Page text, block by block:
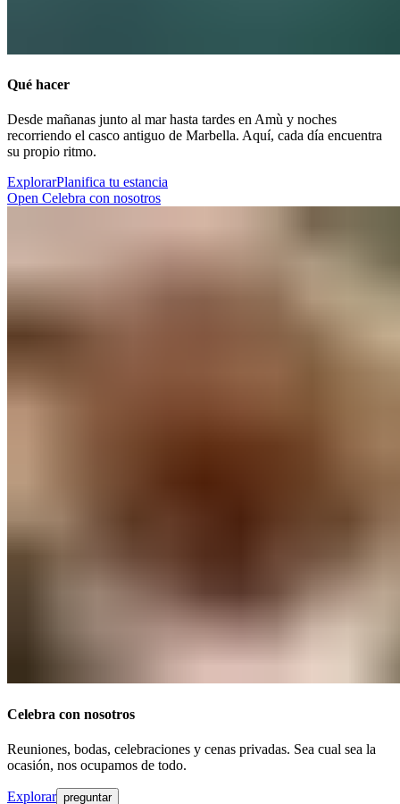
Qué hacer​​​​‌ ‍ ​‍​‍‌‍ ‌ ​‍‌‍‍‌‌‍‌ ‌‍‍‌‌‍ ‍​‍​‍​ ‍‍​‍​‍‌ ​ ‌‍​‌‌‍ ‍‌‍‍‌‌ ‌​‌ ‍‌​‍ ‍‌‍‍‌‌‍ ​‍​‍​‍ ​​‍​‍‌‍‍​‌ ​‍‌‍‌‌‌‍‌‍​‍​‍​ ‍‍​‍​‍‌‍‍​‌ ‌​‌ ‌​‌ ​​‌ ​ ​ ‍‍​‍ ​‍ ‌‍ ​​‍ ‌‌‍​‌‌‍ ‍‌‍‌​​‍ ‌‌ ​‍​‍ ‌‌‍‍​‌‍ ‌ ‌​‌‍‌‌‌‍ ​‌ ​ ​‍ ‌‌ ​ ‌ ‌​‌ ‌‌‌‍‌​‌‍‍‌‌‍ ​‍ ‍‌ ‌‍‌‍‌‌‌ ​‍‌‍​ ‌‍‌‌‌‍ ​​‍ ‍‌‍​‌‌ ​​‌ ​​​‍ ‌‍‍‌‌‍ ‍‌ ‌​‌‍‌‌‌‍ ‍‌ ‌​​‍ ‌‍‌‌‌‍‌​‌‍‍‌‌ ‌​​‍ ‌‍ ‌‌‍ ‌‍‌​‌‍‌‌​ ‌‌ ​​‌ ​‍‌‍‌‌‌ ​ ‌‍‌‌‌‍ ‍‌ ‌​‌‍​‌‌ ‌​‌‍‍‌‌‍ ‌‍ ‍​ ‍ ‌‍‍‌‌‍‌​​ ‌​ ​​‌‍​‍​ ‌ ‌‍‌​​ ​‌‌‍​‌‌‍​‍​ ‌‍​‍ ‌​ ‌ ​ ​‍​ ‍‌​ ​‍​‍ ‌​ ‌​‌‍‌‍‌‍​ ​ ‌​​‍ ‌‌‍​‌‌‍‌​‌‍​‍‌‍​ ​‍ ‌‌‍​‍​ ​​‌‍‌​​ ‌ ‌‍‌‍​ ​‌​ ‌​​ ​ ​ ‍​​ ‌‌​ ​‍‌‍‌‌​ ‍ ‌ ‌​‌ ‍‌‌ ​​‌‍‌‌​ ‌‌‍‍​‌‍ ‌ ‌​‌‍‌‌‌‍ ​‌‌​ ‌‍‍‌‌ ‌​‌‍‌‌‌​‍​‌‍ ‌‍ ‌‌‍‌‌‌‌​​‌‍​‌‌‍‌ ‌‍‌‌​ ‍ ‌ ​​‌‍​‌‌ ‌​‌‍‍​​ ‌‌ ​​‌‍​‌‌‍‌ ‌‍‌‌‌​​‍‌ ‌‌‌‍‍‌‌‍ ​‌‍‌​‌‍‌‌‌ ​‍​‍‌‌​ ‌‌‌​​‍‌‌ ‌‍‍ ‌‍‌‌‌ ‍‌​‍‌‌​ ​ ‌​‌​​‍‌‌​ ​ ‌​‌​​‍‌‌​ ​‍​ ​‍​ ‌ ​ ​​‌‍‌‍‌‍‌‌‌‍‌‍‌‍‌​‌‍​‌​ ‌‍‌‍‌​​ ‍​‌‍​‌‌‍‌‍​‍‌‌​ ​‍​ ​‍​‍‌‌​ ‌‌‌​‌​​‍ ‍‌‍​ ‌‍ ‌‍ ‍‌ ‌​‌‍‌‌‌‍ ‍‌ ‌​​‍‌‌​ ‌‌‌​​‍‌‌ ‌‍‍ ‌‍‌‌‌ ‍‌​‍‌‌​ ​ ‌​‌​​‍‌‌​ ​ ‌​‌​​‍‌‌​ ​‍​ ​‍​ ​​‌‍​ ​ ‍​​ ‌​​ ​​​ ​​​ ‌‍​ ‌‍​ ​‌‌‍‌​‌‍​‍‌‍​ ​‍‌‌​ ​‍​ ​‍​‍‌‌​ ‌‌‌​‌​​‍ ‍‌ ‌​‌‍‍‌‌ ‌​‌‍ ​‌‍‌‌​ ‌‍​‍‌‍​‌‌ ​ ‌‍‌‌‌‌‌‌‌ ​‍‌‍ ​​ ‌‌‍‍​‌ ‌​‌ ‌​‌ ​​‌ ​ ​‍‌‌​ ​ ‌​​‌​‍‌‌​ ​‍‌​‌‍​‍‌‌​ ​‍‌​‌‍‌‍ ​​‍ ‌‌‍​‌‌‍ ‍‌‍‌​​‍ ‌‌ ​‍​‍ ‌‌‍‍​‌‍ ‌ ‌​‌‍‌‌‌‍ ​‌ ​ ​‍ ‌‌ ​ ‌ ‌​‌ ‌‌‌‍‌​‌‍‍‌‌‍ ​‍ ‍‌ ‌‍‌‍‌‌‌ ​‍‌‍​ ‌‍‌‌‌‍ ​​‍ ‍‌‍​‌‌ ​​‌ ​​​‍‌‍‌‍‍‌‌‍‌​​ ‌​ ​​‌‍​‍​ ‌ ‌‍‌​​ ​‌‌‍​‌‌‍​‍​ ‌‍​‍ ‌​ ‌ ​ ​‍​ ‍‌​ ​‍​‍ ‌​ ‌​‌‍‌‍‌‍​ ​ ‌​​‍ ‌‌‍​‌‌‍‌​‌‍​‍‌‍​ ​‍ ‌‌‍​‍​ ​​‌‍‌​​ ‌ ‌‍‌‍​ ​‌​ ‌​​ ​ ​ ‍​​ ‌‌​ ​‍‌‍‌‌​‍‌‍‌ ‌​‌ ‍‌‌ ​​‌‍‌‌​ ‌‌‍‍​‌‍ ‌ ‌​‌‍‌‌‌‍ ​‌‌​ ‌‍‍‌‌ ‌​‌‍‌‌‌​‍​‌‍ ‌‍ ‌‌‍‌‌‌‌​​‌‍​‌‌‍‌ ‌‍‌‌​‍‌‍‌ ​​‌‍​‌‌ ‌​‌‍‍​​ ‌‌ ​​‌‍​‌‌‍‌ ‌‍‌‌‌​​‍‌ ‌‌‌‍‍‌‌‍ ​‌‍‌​‌‍‌‌‌ ​‍​‍‌‌​ ‌‌‌​​‍‌‌ ‌‍‍ ‌‍‌‌‌ ‍‌​‍‌‌​ ​ ‌​‌​​‍‌‌​ ​ ‌​‌​​‍‌‌​ ​‍​ ​‍​ ‌ ​ ​​‌‍‌‍‌‍‌‌‌‍‌‍‌‍‌​‌‍​‌​ ‌‍‌‍‌​​ ‍​‌‍​‌‌‍‌‍​‍‌‌​ ​‍​ ​‍​‍‌‌​ ‌‌‌​‌​​‍ ‍‌‍​ ‌‍ ‌‍ ‍‌ ‌​‌‍‌‌‌‍ ‍‌ ‌​​‍‌‌​ ‌‌‌​​‍‌‌ ‌‍‍ ‌‍‌‌‌ ‍‌​‍‌‌​ ​ ‌​‌​​‍‌‌​ ​ ‌​‌​​‍‌‌​ ​‍​ ​‍​ ​​‌‍​ ​ ‍​​ ‌​​ ​​​ ​​​ ‌‍​ ‌‍​ ​‌‌‍‌​‌‍​‍‌‍​ ​‍‌‌​ ​‍​ ​‍​‍‌‌​ ‌‌‌​‌​​‍ ‍‌ ‌​‌‍‍‌‌ ‌​‌‍ ​‌‍‌‌​‍‌‍‌ ​​‌‍‌‌‌ ​‍‌ ​ ‌ ​​‌‍‌‌‌‍​ ‌ ‌​‌‍‍‌‌ ‌‍‌‍‌‌​ ‌‌ ​​‌ ‌‌‌‍​‍‌‍ ​‌‍‍‌‌ ​ ‌‍‍​‌‍‌‌‌‍‌​​‍​‍‌ ‌
Desde mañanas junto al mar hasta tardes en Amù y noches
recorriendo el casco antiguo de Marbella. Aquí, cada día encuentra
su propio ritmo. ​​​​‌ ‍ ​‍​‍‌‍ ‌ ​‍‌‍‍‌‌‍‌ ‌‍‍‌‌‍ ‍​‍​‍​ ‍‍​‍​‍‌ ​ ‌‍​‌‌‍ ‍‌‍‍‌‌ ‌​‌ ‍‌​‍ ‍‌‍‍‌‌‍ ​‍​‍​‍ ​​‍​‍‌‍‍​‌ ​‍‌‍‌‌‌‍‌‍​‍​‍​ ‍‍​‍​‍‌‍‍​‌ ‌​‌ ‌​‌ ​​‌ ​ ​ ‍‍​‍ ​‍ ‌‍ ​​‍ ‌‌‍​‌‌‍ ‍‌‍‌​​‍ ‌‌ ​‍​‍ ‌‌‍‍​‌‍ ‌ ‌​‌‍‌‌‌‍ ​‌ ​ ​‍ ‌‌ ​ ‌ ‌​‌ ‌‌‌‍‌​‌‍‍‌‌‍ ​‍ ‍‌ ‌‍‌‍‌‌‌ ​‍‌‍​ ‌‍‌‌‌‍ ​​‍ ‍‌‍​‌‌ ​​‌ ​​​‍ ‌‍‍‌‌‍ ‍‌ ‌​‌‍‌‌‌‍ ‍‌ ‌​​‍ ‌‍‌‌‌‍‌​‌‍‍‌‌ ‌​​‍ ‌‍ ‌‌‍ ‌‍‌​‌‍‌‌​ ‌‌ ​​‌ ​‍‌‍‌‌‌ ​ ‌‍‌‌‌‍ ‍‌ ‌​‌‍​‌‌ ‌​‌‍‍‌‌‍ ‌‍ ‍​ ‍ ‌‍‍‌‌‍‌​​ ‌​ ​​‌‍​‍​ ‌ ‌‍‌​​ ​‌‌‍​‌‌‍​‍​ ‌‍​‍ ‌​ ‌ ​ ​‍​ ‍‌​ ​‍​‍ ‌​ ‌​‌‍‌‍‌‍​ ​ ‌​​‍ ‌‌‍​‌‌‍‌​‌‍​‍‌‍​ ​‍ ‌‌‍​‍​ ​​‌‍‌​​ ‌ ‌‍‌‍​ ​‌​ ‌​​ ​ ​ ‍​​ ‌‌​ ​‍‌‍‌‌​ ‍ ‌ ‌​‌ ‍‌‌ ​​‌‍‌‌​ ‌‌‍‍​‌‍ ‌ ‌​‌‍‌‌‌‍ ​‌‌​ ‌‍‍‌‌ ‌​‌‍‌‌‌​‍​‌‍ ‌‍ ‌‌‍‌‌‌‌​​‌‍​‌‌‍‌ ‌‍‌‌​ ‍ ‌ ​​‌‍​‌‌ ‌​‌‍‍​​ ‌‌ ​​‌‍​‌‌‍‌ ‌‍‌‌‌​​‍‌ ‌‌‌‍‍‌‌‍ ​‌‍‌​‌‍‌‌‌ ​‍​‍‌‌​ ‌‌‌​​‍‌‌ ‌‍‍ ‌‍‌‌‌ ‍‌​‍‌‌​ ​ ‌​‌​​‍‌‌​ ​ ‌​‌​​‍‌‌​ ​‍​ ​‍​ ‌ ​ ​​‌‍‌‍‌‍‌‌‌‍‌‍‌‍‌​‌‍​‌​ ‌‍‌‍‌​​ ‍​‌‍​‌‌‍‌‍​‍‌‌​ ​‍​ ​‍​‍‌‌​ ‌‌‌​‌​​‍ ‍‌‍​ ‌‍ ‌‍ ‍‌ ‌​‌‍‌‌‌‍ ‍‌ ‌​​‍‌‌​ ‌‌‌​​‍‌‌ ‌‍‍ ‌‍‌‌‌ ‍‌​‍‌‌​ ​ ‌​‌​​‍‌‌​ ​ ‌​‌​​‍‌‌​ ​‍​ ​‍​ ​​‌‍​ ​ ‍​​ ‌​​ ​​​ ​​​ ‌‍​ ‌‍​ ​‌‌‍‌​‌‍​‍‌‍​ ​‍‌‌​ ​‍​ ​‍​‍‌‌​ ‌‌‌​‌​​‍ ‍‌‍‌‌‌ ‍​‌‍​ ‌‍‌‌‌ ​‍‌ ​​‌ ‌​​ ‌‍​‍‌‍​‌‌ ​ ‌‍‌‌‌‌‌‌‌ ​‍‌‍ ​​ ‌‌‍‍​‌ ‌​‌ ‌​‌ ​​‌ ​ ​‍‌‌​ ​ ‌​​‌​‍‌‌​ ​‍‌​‌‍​‍‌‌​ ​‍‌​‌‍‌‍ ​​‍ ‌‌‍​‌‌‍ ‍‌‍‌​​‍ ‌‌ ​‍​‍ ‌‌‍‍​‌‍ ‌ ‌​‌‍‌‌‌‍ ​‌ ​ ​‍ ‌‌ ​ ‌ ‌​‌ ‌‌‌‍‌​‌‍‍‌‌‍ ​‍ ‍‌ ‌‍‌‍‌‌‌ ​‍‌‍​ ‌‍‌‌‌‍ ​​‍ ‍‌‍​‌‌ ​​‌ ​​​‍‌‍‌‍‍‌‌‍‌​​ ‌​ ​​‌‍​‍​ ‌ ‌‍‌​​ ​‌‌‍​‌‌‍​‍​ ‌‍​‍ ‌​ ‌ ​ ​‍​ ‍‌​ ​‍​‍ ‌​ ‌​‌‍‌‍‌‍​ ​ ‌​​‍ ‌‌‍​‌‌‍‌​‌‍​‍‌‍​ ​‍ ‌‌‍​‍​ ​​‌‍‌​​ ‌ ‌‍‌‍​ ​‌​ ‌​​ ​ ​ ‍​​ ‌‌​ ​‍‌‍‌‌​‍‌‍‌ ‌​‌ ‍‌‌ ​​‌‍‌‌​ ‌‌‍‍​‌‍ ‌ ‌​‌‍‌‌‌‍ ​‌‌​ ‌‍‍‌‌ ‌​‌‍‌‌‌​‍​‌‍ ‌‍ ‌‌‍‌‌‌‌​​‌‍​‌‌‍‌ ‌‍‌‌​‍‌‍‌ ​​‌‍​‌‌ ‌​‌‍‍​​ ‌‌ ​​‌‍​‌‌‍‌ ‌‍‌‌‌​​‍‌ ‌‌‌‍‍‌‌‍ ​‌‍‌​‌‍‌‌‌ ​‍​‍‌‌​ ‌‌‌​​‍‌‌ ‌‍‍ ‌‍‌‌‌ ‍‌​‍‌‌​ ​ ‌​‌​​‍‌‌​ ​ ‌​‌​​‍‌‌​ ​‍​ ​‍​ ‌ ​ ​​‌‍‌‍‌‍‌‌‌‍‌‍‌‍‌​‌‍​‌​ ‌‍‌‍‌​​ ‍​‌‍​‌‌‍‌‍​‍‌‌​ ​‍​ ​‍​‍‌‌​ ‌‌‌​‌​​‍ ‍‌‍​ ‌‍ ‌‍ ‍‌ ‌​‌‍‌‌‌‍ ‍‌ ‌​​‍‌‌​ ‌‌‌​​‍‌‌ ‌‍‍ ‌‍‌‌‌ ‍‌​‍‌‌​ ​ ‌​‌​​‍‌‌​ ​ ‌​‌​​‍‌‌​ ​‍​ ​‍​ ​​‌‍​ ​ ‍​​ ‌​​ ​​​ ​​​ ‌‍​ ‌‍​ ​‌‌‍‌​‌‍​‍‌‍​ ​‍‌‌​ ​‍​ ​‍​‍‌‌​ ‌‌‌​‌​​‍ ‍‌‍‌‌‌ ‍​‌‍​ ‌‍‌‌‌ ​‍‌ ​​‌ ‌​​‍‌‍‌ ​​‌‍‌‌‌ ​‍‌ ​ ‌ ​​‌‍‌‌‌‍​ ‌ ‌​‌‍‍‌‌ ‌‍‌‍‌‌​ ‌‌ ​​‌ ‌‌‌‍​‍‌‍ ​‌‍‍‌‌ ​ ‌‍‍​‌‍‌‌‌‍‌​​‍​‍‌ ‌
Explorar​​​​‌ ‍ ​‍​‍‌‍ ‌ ​‍‌‍‍‌‌‍‌ ‌‍‍‌‌‍ ‍​‍​‍​ ‍‍​‍​‍‌ ​ ‌‍​‌‌‍ ‍‌‍‍‌‌ ‌​‌ ‍‌​‍ ‍‌‍‍‌‌‍ ​‍​‍​‍ ​​‍​‍‌‍‍​‌ ​‍‌‍‌‌‌‍‌‍​‍​‍​ ‍‍​‍​‍‌‍‍​‌ ‌​‌ ‌​‌ ​​‌ ​ ​ ‍‍​‍ ​‍ ‌‍ ​​‍ ‌‌‍​‌‌‍ ‍‌‍‌​​‍ ‌‌ ​‍​‍ ‌‌‍‍​‌‍ ‌ ‌​‌‍‌‌‌‍ ​‌ ​ ​‍ ‌‌ ​ ‌ ‌​‌ ‌‌‌‍‌​‌‍‍‌‌‍ ​‍ ‍‌ ‌‍‌‍‌‌‌ ​‍‌‍​ ‌‍‌‌‌‍ ​​‍ ‍‌‍​‌‌ ​​‌ ​​​‍ ‌‍‍‌‌‍ ‍‌ ‌​‌‍‌‌‌‍ ‍‌ ‌​​‍ ‌‍‌‌‌‍‌​‌‍‍‌‌ ‌​​‍ ‌‍ ‌‌‍ ‌‍‌​‌‍‌‌​ ‌‌ ​​‌ ​‍‌‍‌‌‌ ​ ‌‍‌‌‌‍ ‍‌ ‌​‌‍​‌‌ ‌​‌‍‍‌‌‍ ‌‍ ‍​ ‍ ‌‍‍‌‌‍‌​​ ‌​ ​​‌‍​‍​ ‌ ‌‍‌​​ ​‌‌‍​‌‌‍​‍​ ‌‍​‍ ‌​ ‌ ​ ​‍​ ‍‌​ ​‍​‍ ‌​ ‌​‌‍‌‍‌‍​ ​ ‌​​‍ ‌‌‍​‌‌‍‌​‌‍​‍‌‍​ ​‍ ‌‌‍​‍​ ​​‌‍‌​​ ‌ ‌‍‌‍​ ​‌​ ‌​​ ​ ​ ‍​​ ‌‌​ ​‍‌‍‌‌​ ‍ ‌ ‌​‌ ‍‌‌ ​​‌‍‌‌​ ‌‌‍‍​‌‍ ‌ ‌​‌‍‌‌‌‍ ​‌‌​ ‌‍‍‌‌ ‌​‌‍‌‌‌​‍​‌‍ ‌‍ ‌‌‍‌‌‌‌​​‌‍​‌‌‍‌ ‌‍‌‌​ ‍ ‌ ​​‌‍​‌‌ ‌​‌‍‍​​ ‌‌ ​​‌‍​‌‌‍‌ ‌‍‌‌‌​​‍‌ ‌‌‌‍‍‌‌‍ ​‌‍‌​‌‍‌‌‌ ​‍​‍‌‌​ ‌‌‌​​‍‌‌ ‌‍‍ ‌‍‌‌‌ ‍‌​‍‌‌​ ​ ‌​‌​​‍‌‌​ ​ ‌​‌​​‍‌‌​ ​‍​ ​‍​ ‌ ​ ​​‌‍‌‍‌‍‌‌‌‍‌‍‌‍‌​‌‍​‌​ ‌‍‌‍‌​​ ‍​‌‍​‌‌‍‌‍​‍‌‌​ ​‍​ ​‍​‍‌‌​ ‌‌‌​‌​​‍ ‍‌‍​ ‌‍ ‌‍ ‍‌ ‌​‌‍‌‌‌‍ ‍‌ ‌​​‍‌‌​ ‌‌‌​​‍‌‌ ‌‍‍ ‌‍‌‌‌ ‍‌​‍‌‌​ ​ ‌​‌​​‍‌‌​ ​ ‌​‌​​‍‌‌​ ​‍​ ​‍​ ​​‌‍​ ​ ‍​​ ‌​​ ​​​ ​​​ ‌‍​ ‌‍​ ​‌‌‍‌​‌‍​‍‌‍​ ​‍‌‌​ ​‍​ ​‍​‍‌‌​ ‌‌‌​‌​​‍ ‍‌ ​​‌ ​‍‌‍‍‌‌‍ ‌‌‍​‌‌ ​‍‌ ‍‌‌​​ ‌ ‌​‌‍​‌​‍ ‍‌‍ ​‌‍​‌‌‍​‍‌‍‌‌‌‍ ​​ ‌‍​‍‌‍​‌‌ ​ ‌‍‌‌‌‌‌‌‌ ​‍‌‍ ​​ ‌‌‍‍​‌ ‌​‌ ‌​‌ ​​‌ ​ ​‍‌‌​ ​ ‌​​‌​‍‌‌​ ​‍‌​‌‍​‍‌‌​ ​‍‌​‌‍‌‍ ​​‍ ‌‌‍​‌‌‍ ‍‌‍‌​​‍ ‌‌ ​‍​‍ ‌‌‍‍​‌‍ ‌ ‌​‌‍‌‌‌‍ ​‌ ​ ​‍ ‌‌ ​ ‌ ‌​‌ ‌‌‌‍‌​‌‍‍‌‌‍ ​‍ ‍‌ ‌‍‌‍‌‌‌ ​‍‌‍​ ‌‍‌‌‌‍ ​​‍ ‍‌‍​‌‌ ​​‌ ​​​‍‌‍‌‍‍‌‌‍‌​​ ‌​ ​​‌‍​‍​ ‌ ‌‍‌​​ ​‌‌‍​‌‌‍​‍​ ‌‍​‍ ‌​ ‌ ​ ​‍​ ‍‌​ ​‍​‍ ‌​ ‌​‌‍‌‍‌‍​ ​ ‌​​‍ ‌‌‍​‌‌‍‌​‌‍​‍‌‍​ ​‍ ‌‌‍​‍​ ​​‌‍‌​​ ‌ ‌‍‌‍​ ​‌​ ‌​​ ​ ​ ‍​​ ‌‌​ ​‍‌‍‌‌​‍‌‍‌ ‌​‌ ‍‌‌ ​​‌‍‌‌​ ‌‌‍‍​‌‍ ‌ ‌​‌‍‌‌‌‍ ​‌‌​ ‌‍‍‌‌ ‌​‌‍‌‌‌​‍​‌‍ ‌‍ ‌‌‍‌‌‌‌​​‌‍​‌‌‍‌ ‌‍‌‌​‍‌‍‌ ​​‌‍​‌‌ ‌​‌‍‍​​ ‌‌ ​​‌‍​‌‌‍‌ ‌‍‌‌‌​​‍‌ ‌‌‌‍‍‌‌‍ ​‌‍‌​‌‍‌‌‌ ​‍​‍‌‌​ ‌‌‌​​‍‌‌ ‌‍‍ ‌‍‌‌‌ ‍‌​‍‌‌​ ​ ‌​‌​​‍‌‌​ ​ ‌​‌​​‍‌‌​ ​‍​ ​‍​ ‌ ​ ​​‌‍‌‍‌‍‌‌‌‍‌‍‌‍‌​‌‍​‌​ ‌‍‌‍‌​​ ‍​‌‍​‌‌‍‌‍​‍‌‌​ ​‍​ ​‍​‍‌‌​ ‌‌‌​‌​​‍ ‍‌‍​ ‌‍ ‌‍ ‍‌ ‌​‌‍‌‌‌‍ ‍‌ ‌​​‍‌‌​ ‌‌‌​​‍‌‌ ‌‍‍ ‌‍‌‌‌ ‍‌​‍‌‌​ ​ ‌​‌​​‍‌‌​ ​ ‌​‌​​‍‌‌​ ​‍​ ​‍​ ​​‌‍​ ​ ‍​​ ‌​​ ​​​ ​​​ ‌‍​ ‌‍​ ​‌‌‍‌​‌‍​‍‌‍​ ​‍‌‌​ ​‍​ ​‍​‍‌‌​ ‌‌‌​‌​​‍ ‍‌ ​​‌ ​‍‌‍‍‌‌‍ ‌‌‍​‌‌ ​‍‌ ‍‌‌​​ ‌ ‌​‌‍​‌​‍ ‍‌‍ ​‌‍​‌‌‍​‍‌‍‌‌‌‍ ​​‍‌‍‌ ​​‌‍‌‌‌ ​‍‌ ​ ‌ ​​‌‍‌‌‌‍​ ‌ ‌​‌‍‍‌‌ ‌‍‌‍‌‌​ ‌‌ ​​‌ ‌‌‌‍​‍‌‍ ​‌‍‍‌‌ ​ ‌‍‍​‌‍‌‌‌‍‌​​‍​‍‌ ‌Planifica tu estancia​​​​‌ ‍ ​‍​‍‌‍ ‌ ​‍‌‍‍‌‌‍‌ ‌‍‍‌‌‍ ‍​‍​‍​ ‍‍​‍​‍‌ ​ ‌‍​‌‌‍ ‍‌‍‍‌‌ ‌​‌ ‍‌​‍ ‍‌‍‍‌‌‍ ​‍​‍​‍ ​​‍​‍‌‍‍​‌ ​‍‌‍‌‌‌‍‌‍​‍​‍​ ‍‍​‍​‍‌‍‍​‌ ‌​‌ ‌​‌ ​​‌ ​ ​ ‍‍​‍ ​‍ ‌‍ ​​‍ ‌‌‍​‌‌‍ ‍‌‍‌​​‍ ‌‌ ​‍​‍ ‌‌‍‍​‌‍ ‌ ‌​‌‍‌‌‌‍ ​‌ ​ ​‍ ‌‌ ​ ‌ ‌​‌ ‌‌‌‍‌​‌‍‍‌‌‍ ​‍ ‍‌ ‌‍‌‍‌‌‌ ​‍‌‍​ ‌‍‌‌‌‍ ​​‍ ‍‌‍​‌‌ ​​‌ ​​​‍ ‌‍‍‌‌‍ ‍‌ ‌​‌‍‌‌‌‍ ‍‌ ‌​​‍ ‌‍‌‌‌‍‌​‌‍‍‌‌ ‌​​‍ ‌‍ ‌‌‍ ‌‍‌​‌‍‌‌​ ‌‌ ​​‌ ​‍‌‍‌‌‌ ​ ‌‍‌‌‌‍ ‍‌ ‌​‌‍​‌‌ ‌​‌‍‍‌‌‍ ‌‍ ‍​ ‍ ‌‍‍‌‌‍‌​​ ‌​ ​​‌‍​‍​ ‌ ‌‍‌​​ ​‌‌‍​‌‌‍​‍​ ‌‍​‍ ‌​ ‌ ​ ​‍​ ‍‌​ ​‍​‍ ‌​ ‌​‌‍‌‍‌‍​ ​ ‌​​‍ ‌‌‍​‌‌‍‌​‌‍​‍‌‍​ ​‍ ‌‌‍​‍​ ​​‌‍‌​​ ‌ ‌‍‌‍​ ​‌​ ‌​​ ​ ​ ‍​​ ‌‌​ ​‍‌‍‌‌​ ‍ ‌ ‌​‌ ‍‌‌ ​​‌‍‌‌​ ‌‌‍‍​‌‍ ‌ ‌​‌‍‌‌‌‍ ​‌‌​ ‌‍‍‌‌ ‌​‌‍‌‌‌​‍​‌‍ ‌‍ ‌‌‍‌‌‌‌​​‌‍​‌‌‍‌ ‌‍‌‌​ ‍ ‌ ​​‌‍​‌‌ ‌​‌‍‍​​ ‌‌ ​​‌‍​‌‌‍‌ ‌‍‌‌‌​​‍‌ ‌‌‌‍‍‌‌‍ ​‌‍‌​‌‍‌‌‌ ​‍​‍‌‌​ ‌‌‌​​‍‌‌ ‌‍‍ ‌‍‌‌‌ ‍‌​‍‌‌​ ​ ‌​‌​​‍‌‌​ ​ ‌​‌​​‍‌‌​ ​‍​ ​‍​ ‌ ​ ​​‌‍‌‍‌‍‌‌‌‍‌‍‌‍‌​‌‍​‌​ ‌‍‌‍‌​​ ‍​‌‍​‌‌‍‌‍​‍‌‌​ ​‍​ ​‍​‍‌‌​ ‌‌‌​‌​​‍ ‍‌‍​ ‌‍ ‌‍ ‍‌ ‌​‌‍‌‌‌‍ ‍‌ ‌​​‍‌‌​ ‌‌‌​​‍‌‌ ‌‍‍ ‌‍‌‌‌ ‍‌​‍‌‌​ ​ ‌​‌​​‍‌‌​ ​ ‌​‌​​‍‌‌​ ​‍​ ​‍​ ​​‌‍​ ​ ‍​​ ‌​​ ​​​ ​​​ ‌‍​ ‌‍​ ​‌‌‍‌​‌‍​‍‌‍​ ​‍‌‌​ ​‍​ ​‍​‍‌‌​ ‌‌‌​‌​​‍ ‍‌ ​ ‌‍‌‌‌‍​ ‌‍ ‌‍ ‍‌‍‌​‌‍​‌‌ ​‍‌ ‍‌‌​​ ‌ ‌​‌‍​‌​‍ ‍‌‍ ​‌‍​‌‌‍​‍‌‍‌‌‌‍ ​​ ‌‍​‍‌‍​‌‌ ​ ‌‍‌‌‌‌‌‌‌ ​‍‌‍ ​​ ‌‌‍‍​‌ ‌​‌ ‌​‌ ​​‌ ​ ​‍‌‌​ ​ ‌​​‌​‍‌‌​ ​‍‌​‌‍​‍‌‌​ ​‍‌​‌‍‌‍ ​​‍ ‌‌‍​‌‌‍ ‍‌‍‌​​‍ ‌‌ ​‍​‍ ‌‌‍‍​‌‍ ‌ ‌​‌‍‌‌‌‍ ​‌ ​ ​‍ ‌‌ ​ ‌ ‌​‌ ‌‌‌‍‌​‌‍‍‌‌‍ ​‍ ‍‌ ‌‍‌‍‌‌‌ ​‍‌‍​ ‌‍‌‌‌‍ ​​‍ ‍‌‍​‌‌ ​​‌ ​​​‍‌‍‌‍‍‌‌‍‌​​ ‌​ ​​‌‍​‍​ ‌ ‌‍‌​​ ​‌‌‍​‌‌‍​‍​ ‌‍​‍ ‌​ ‌ ​ ​‍​ ‍‌​ ​‍​‍ ‌​ ‌​‌‍‌‍‌‍​ ​ ‌​​‍ ‌‌‍​‌‌‍‌​‌‍​‍‌‍​ ​‍ ‌‌‍​‍​ ​​‌‍‌​​ ‌ ‌‍‌‍​ ​‌​ ‌​​ ​ ​ ‍​​ ‌‌​ ​‍‌‍‌‌​‍‌‍‌ ‌​‌ ‍‌‌ ​​‌‍‌‌​ ‌‌‍‍​‌‍ ‌ ‌​‌‍‌‌‌‍ ​‌‌​ ‌‍‍‌‌ ‌​‌‍‌‌‌​‍​‌‍ ‌‍ ‌‌‍‌‌‌‌​​‌‍​‌‌‍‌ ‌‍‌‌​‍‌‍‌ ​​‌‍​‌‌ ‌​‌‍‍​​ ‌‌ ​​‌‍​‌‌‍‌ ‌‍‌‌‌​​‍‌ ‌‌‌‍‍‌‌‍ ​‌‍‌​‌‍‌‌‌ ​‍​‍‌‌​ ‌‌‌​​‍‌‌ ‌‍‍ ‌‍‌‌‌ ‍‌​‍‌‌​ ​ ‌​‌​​‍‌‌​ ​ ‌​‌​​‍‌‌​ ​‍​ ​‍​ ‌ ​ ​​‌‍‌‍‌‍‌‌‌‍‌‍‌‍‌​‌‍​‌​ ‌‍‌‍‌​​ ‍​‌‍​‌‌‍‌‍​‍‌‌​ ​‍​ ​‍​‍‌‌​ ‌‌‌​‌​​‍ ‍‌‍​ ‌‍ ‌‍ ‍‌ ‌​‌‍‌‌‌‍ ‍‌ ‌​​‍‌‌​ ‌‌‌​​‍‌‌ ‌‍‍ ‌‍‌‌‌ ‍‌​‍‌‌​ ​ ‌​‌​​‍‌‌​ ​ ‌​‌​​‍‌‌​ ​‍​ ​‍​ ​​‌‍​ ​ ‍​​ ‌​​ ​​​ ​​​ ‌‍​ ‌‍​ ​‌‌‍‌​‌‍​‍‌‍​ ​‍‌‌​ ​‍​ ​‍​‍‌‌​ ‌‌‌​‌​​‍ ‍‌ ​ ‌‍‌‌‌‍​ ‌‍ ‌‍ ‍‌‍‌​‌‍​‌‌ ​‍‌ ‍‌‌​​ ‌ ‌​‌‍​‌​‍ ‍‌‍ ​‌‍​‌‌‍​‍‌‍‌‌‌‍ ​​‍‌‍‌ ​​‌‍‌‌‌ ​‍‌ ​ ‌ ​​‌‍‌‌‌‍​ ‌ ‌​‌‍‍‌‌ ‌‍‌‍‌‌​ ‌‌ ​​‌ ‌‌‌‍​‍‌‍ ​‌‍‍‌‌ ​ ‌‍‍​‌‍‌‌‌‍‌​​‍​‍‌ ‌
Open Celebra con nosotros​​​​‌ ‍ ​‍​‍‌‍ ‌ ​‍‌‍‍‌‌‍‌ ‌‍‍‌‌‍ ‍​‍​‍​ ‍‍​‍​‍‌ ​ ‌‍​‌‌‍ ‍‌‍‍‌‌ ‌​‌ ‍‌​‍ ‍‌‍‍‌‌‍ ​‍​‍​‍ ​​‍​‍‌‍‍​‌ ​‍‌‍‌‌‌‍‌‍​‍​‍​ ‍‍​‍​‍‌‍‍​‌ ‌​‌ ‌​‌ ​​‌ ​ ​ ‍‍​‍ ​‍ ‌‍ ​​‍ ‌‌‍​‌‌‍ ‍‌‍‌​​‍ ‌‌ ​‍​‍ ‌‌‍‍​‌‍ ‌ ‌​‌‍‌‌‌‍ ​‌ ​ ​‍ ‌‌ ​ ‌ ‌​‌ ‌‌‌‍‌​‌‍‍‌‌‍ ​‍ ‍‌ ‌‍‌‍‌‌‌ ​‍‌‍​ ‌‍‌‌‌‍ ​​‍ ‍‌‍​‌‌ ​​‌ ​​​‍ ‌‍‍‌‌‍ ‍‌ ‌​‌‍‌‌‌‍ ‍‌ ‌​​‍ ‌‍‌‌‌‍‌​‌‍‍‌‌ ‌​​‍ ‌‍ ‌‌‍ ‌‍‌​‌‍‌‌​ ‌‌ ​​‌ ​‍‌‍‌‌‌ ​ ‌‍‌‌‌‍ ‍‌ ‌​‌‍​‌‌ ‌​‌‍‍‌‌‍ ‌‍ ‍​ ‍ ‌‍‍‌‌‍‌​​ ‌​ ​​‌‍​‍​ ‌ ‌‍‌​​ ​‌‌‍​‌‌‍​‍​ ‌‍​‍ ‌​ ‌ ​ ​‍​ ‍‌​ ​‍​‍ ‌​ ‌​‌‍‌‍‌‍​ ​ ‌​​‍ ‌‌‍​‌‌‍‌​‌‍​‍‌‍​ ​‍ ‌‌‍​‍​ ​​‌‍‌​​ ‌ ‌‍‌‍​ ​‌​ ‌​​ ​ ​ ‍​​ ‌‌​ ​‍‌‍‌‌​ ‍ ‌ ‌​‌ ‍‌‌ ​​‌‍‌‌​ ‌‌‍‍​‌‍ ‌ ‌​‌‍‌‌‌‍ ​‌‌​ ‌‍‍‌‌ ‌​‌‍‌‌‌​‍​‌‍ ‌‍ ‌‌‍‌‌‌‌​​‌‍​‌‌‍‌ ‌‍‌‌​ ‍ ‌ ​​‌‍​‌‌ ‌​‌‍‍​​ ‌‌ ​​‌‍​‌‌‍‌ ‌‍‌‌‌​​‍‌ ‌‌‌‍‍‌‌‍ ​‌‍‌​‌‍‌‌‌ ​‍​‍‌‌​ ‌‌‌​​‍‌‌ ‌‍‍ ‌‍‌‌‌ ‍‌​‍‌‌​ ​ ‌​‌​​‍‌‌​ ​ ‌​‌​​‍‌‌​ ​‍​ ​‍​ ‌ ​ ​​‌‍‌‍‌‍‌‌‌‍‌‍‌‍‌​‌‍​‌​ ‌‍‌‍‌​​ ‍​‌‍​‌‌‍‌‍​‍‌‌​ ​‍​ ​‍​‍‌‌​ ‌‌‌​‌​​‍ ‍‌‍​ ‌‍ ‌‍ ‍‌ ‌​‌‍‌‌‌‍ ‍‌ ‌​​‍‌‌​ ‌‌‌​​‍‌‌ ‌‍‍ ‌‍‌‌‌ ‍‌​‍‌‌​ ​ ‌​‌​​‍‌‌​ ​ ‌​‌​​‍‌‌​ ​‍​ ​‍​ ‌ ‌‍‌‍​ ‌‍‌‍​‍​ ‍‌​ ‌ ​ ​‍‌‍‌​​ ‍‌‌‍‌‍​ ​‌​ ​​​‍‌‌​ ​‍​ ​‍​‍‌‌​ ‌‌‌​‌​​‍ ‍‌ ‌​‌‍‍‌‌ ‌​‌‍ ​‌‍‌‌​ ‌‍​‍‌‍​‌‌ ​ ‌‍‌‌‌‌‌‌‌ ​‍‌‍ ​​ ‌‌‍‍​‌ ‌​‌ ‌​‌ ​​‌ ​ ​‍‌‌​ ​ ‌​​‌​‍‌‌​ ​‍‌​‌‍​‍‌‌​ ​‍‌​‌‍‌‍ ​​‍ ‌‌‍​‌‌‍ ‍‌‍‌​​‍ ‌‌ ​‍​‍ ‌‌‍‍​‌‍ ‌ ‌​‌‍‌‌‌‍ ​‌ ​ ​‍ ‌‌ ​ ‌ ‌​‌ ‌‌‌‍‌​‌‍‍‌‌‍ ​‍ ‍‌ ‌‍‌‍‌‌‌ ​‍‌‍​ ‌‍‌‌‌‍ ​​‍ ‍‌‍​‌‌ ​​‌ ​​​‍‌‍‌‍‍‌‌‍‌​​ ‌​ ​​‌‍​‍​ ‌ ‌‍‌​​ ​‌‌‍​‌‌‍​‍​ ‌‍​‍ ‌​ ‌ ​ ​‍​ ‍‌​ ​‍​‍ ‌​ ‌​‌‍‌‍‌‍​ ​ ‌​​‍ ‌‌‍​‌‌‍‌​‌‍​‍‌‍​ ​‍ ‌‌‍​‍​ ​​‌‍‌​​ ‌ ‌‍‌‍​ ​‌​ ‌​​ ​ ​ ‍​​ ‌‌​ ​‍‌‍‌‌​‍‌‍‌ ‌​‌ ‍‌‌ ​​‌‍‌‌​ ‌‌‍‍​‌‍ ‌ ‌​‌‍‌‌‌‍ ​‌‌​ ‌‍‍‌‌ ‌​‌‍‌‌‌​‍​‌‍ ‌‍ ‌‌‍‌‌‌‌​​‌‍​‌‌‍‌ ‌‍‌‌​‍‌‍‌ ​​‌‍​‌‌ ‌​‌‍‍​​ ‌‌ ​​‌‍​‌‌‍‌ ‌‍‌‌‌​​‍‌ ‌‌‌‍‍‌‌‍ ​‌‍‌​‌‍‌‌‌ ​‍​‍‌‌​ ‌‌‌​​‍‌‌ ‌‍‍ ‌‍‌‌‌ ‍‌​‍‌‌​ ​ ‌​‌​​‍‌‌​ ​ ‌​‌​​‍‌‌​ ​‍​ ​‍​ ‌ ​ ​​‌‍‌‍‌‍‌‌‌‍‌‍‌‍‌​‌‍​‌​ ‌‍‌‍‌​​ ‍​‌‍​‌‌‍‌‍​‍‌‌​ ​‍​ ​‍​‍‌‌​ ‌‌‌​‌​​‍ ‍‌‍​ ‌‍ ‌‍ ‍‌ ‌​‌‍‌‌‌‍ ‍‌ ‌​​‍‌‌​ ‌‌‌​​‍‌‌ ‌‍‍ ‌‍‌‌‌ ‍‌​‍‌‌​ ​ ‌​‌​​‍‌‌​ ​ ‌​‌​​‍‌‌​ ​‍​ ​‍​ ‌ ‌‍‌‍​ ‌‍‌‍​‍​ ‍‌​ ‌ ​ ​‍‌‍‌​​ ‍‌‌‍‌‍​ ​‌​ ​​​‍‌‌​ ​‍​ ​‍​‍‌‌​ ‌‌‌​‌​​‍ ‍‌ ‌​‌‍‍‌‌ ‌​‌‍ ​‌‍‌‌​‍‌‍‌ ​​‌‍‌‌‌ ​‍‌ ​ ‌ ​​‌‍‌‌‌‍​ ‌ ‌​‌‍‍‌‌ ‌‍‌‍‌‌​ ‌‌ ​​‌ ‌‌‌‍​‍‌‍ ​‌‍‍‌‌ ​ ‌‍‍​‌‍‌‌‌‍‌​​‍​‍‌ ‌
Celebra con nosotros​​​​‌ ‍ ​‍​‍‌‍ ‌ ​‍‌‍‍‌‌‍‌ ‌‍‍‌‌‍ ‍​‍​‍​ ‍‍​‍​‍‌ ​ ‌‍​‌‌‍ ‍‌‍‍‌‌ ‌​‌ ‍‌​‍ ‍‌‍‍‌‌‍ ​‍​‍​‍ ​​‍​‍‌‍‍​‌ ​‍‌‍‌‌‌‍‌‍​‍​‍​ ‍‍​‍​‍‌‍‍​‌ ‌​‌ ‌​‌ ​​‌ ​ ​ ‍‍​‍ ​‍ ‌‍ ​​‍ ‌‌‍​‌‌‍ ‍‌‍‌​​‍ ‌‌ ​‍​‍ ‌‌‍‍​‌‍ ‌ ‌​‌‍‌‌‌‍ ​‌ ​ ​‍ ‌‌ ​ ‌ ‌​‌ ‌‌‌‍‌​‌‍‍‌‌‍ ​‍ ‍‌ ‌‍‌‍‌‌‌ ​‍‌‍​ ‌‍‌‌‌‍ ​​‍ ‍‌‍​‌‌ ​​‌ ​​​‍ ‌‍‍‌‌‍ ‍‌ ‌​‌‍‌‌‌‍ ‍‌ ‌​​‍ ‌‍‌‌‌‍‌​‌‍‍‌‌ ‌​​‍ ‌‍ ‌‌‍ ‌‍‌​‌‍‌‌​ ‌‌ ​​‌ ​‍‌‍‌‌‌ ​ ‌‍‌‌‌‍ ‍‌ ‌​‌‍​‌‌ ‌​‌‍‍‌‌‍ ‌‍ ‍​ ‍ ‌‍‍‌‌‍‌​​ ‌​ ​​‌‍​‍​ ‌ ‌‍‌​​ ​‌‌‍​‌‌‍​‍​ ‌‍​‍ ‌​ ‌ ​ ​‍​ ‍‌​ ​‍​‍ ‌​ ‌​‌‍‌‍‌‍​ ​ ‌​​‍ ‌‌‍​‌‌‍‌​‌‍​‍‌‍​ ​‍ ‌‌‍​‍​ ​​‌‍‌​​ ‌ ‌‍‌‍​ ​‌​ ‌​​ ​ ​ ‍​​ ‌‌​ ​‍‌‍‌‌​ ‍ ‌ ‌​‌ ‍‌‌ ​​‌‍‌‌​ ‌‌‍‍​‌‍ ‌ ‌​‌‍‌‌‌‍ ​‌‌​ ‌‍‍‌‌ ‌​‌‍‌‌‌​‍​‌‍ ‌‍ ‌‌‍‌‌‌‌​​‌‍​‌‌‍‌ ‌‍‌‌​ ‍ ‌ ​​‌‍​‌‌ ‌​‌‍‍​​ ‌‌ ​​‌‍​‌‌‍‌ ‌‍‌‌‌​​‍‌ ‌‌‌‍‍‌‌‍ ​‌‍‌​‌‍‌‌‌ ​‍​‍‌‌​ ‌‌‌​​‍‌‌ ‌‍‍ ‌‍‌‌‌ ‍‌​‍‌‌​ ​ ‌​‌​​‍‌‌​ ​ ‌​‌​​‍‌‌​ ​‍​ ​‍​ ‌ ​ ​​‌‍‌‍‌‍‌‌‌‍‌‍‌‍‌​‌‍​‌​ ‌‍‌‍‌​​ ‍​‌‍​‌‌‍‌‍​‍‌‌​ ​‍​ ​‍​‍‌‌​ ‌‌‌​‌​​‍ ‍‌‍​ ‌‍ ‌‍ ‍‌ ‌​‌‍‌‌‌‍ ‍‌ ‌​​‍‌‌​ ‌‌‌​​‍‌‌ ‌‍‍ ‌‍‌‌‌ ‍‌​‍‌‌​ ​ ‌​‌​​‍‌‌​ ​ ‌​‌​​‍‌‌​ ​‍​ ​‍​ ‌ ‌‍‌‍​ ‌‍‌‍​‍​ ‍‌​ ‌ ​ ​‍‌‍‌​​ ‍‌‌‍‌‍​ ​‌​ ​​​‍‌‌​ ​‍​ ​‍​‍‌‌​ ‌‌‌​‌​​‍ ‍‌ ‌​‌‍‍‌‌ ‌​‌‍ ​‌‍‌‌​ ‌‍​‍‌‍​‌‌ ​ ‌‍‌‌‌‌‌‌‌ ​‍‌‍ ​​ ‌‌‍‍​‌ ‌​‌ ‌​‌ ​​‌ ​ ​‍‌‌​ ​ ‌​​‌​‍‌‌​ ​‍‌​‌‍​‍‌‌​ ​‍‌​‌‍‌‍ ​​‍ ‌‌‍​‌‌‍ ‍‌‍‌​​‍ ‌‌ ​‍​‍ ‌‌‍‍​‌‍ ‌ ‌​‌‍‌‌‌‍ ​‌ ​ ​‍ ‌‌ ​ ‌ ‌​‌ ‌‌‌‍‌​‌‍‍‌‌‍ ​‍ ‍‌ ‌‍‌‍‌‌‌ ​‍‌‍​ ‌‍‌‌‌‍ ​​‍ ‍‌‍​‌‌ ​​‌ ​​​‍‌‍‌‍‍‌‌‍‌​​ ‌​ ​​‌‍​‍​ ‌ ‌‍‌​​ ​‌‌‍​‌‌‍​‍​ ‌‍​‍ ‌​ ‌ ​ ​‍​ ‍‌​ ​‍​‍ ‌​ ‌​‌‍‌‍‌‍​ ​ ‌​​‍ ‌‌‍​‌‌‍‌​‌‍​‍‌‍​ ​‍ ‌‌‍​‍​ ​​‌‍‌​​ ‌ ‌‍‌‍​ ​‌​ ‌​​ ​ ​ ‍​​ ‌‌​ ​‍‌‍‌‌​‍‌‍‌ ‌​‌ ‍‌‌ ​​‌‍‌‌​ ‌‌‍‍​‌‍ ‌ ‌​‌‍‌‌‌‍ ​‌‌​ ‌‍‍‌‌ ‌​‌‍‌‌‌​‍​‌‍ ‌‍ ‌‌‍‌‌‌‌​​‌‍​‌‌‍‌ ‌‍‌‌​‍‌‍‌ ​​‌‍​‌‌ ‌​‌‍‍​​ ‌‌ ​​‌‍​‌‌‍‌ ‌‍‌‌‌​​‍‌ ‌‌‌‍‍‌‌‍ ​‌‍‌​‌‍‌‌‌ ​‍​‍‌‌​ ‌‌‌​​‍‌‌ ‌‍‍ ‌‍‌‌‌ ‍‌​‍‌‌​ ​ ‌​‌​​‍‌‌​ ​ ‌​‌​​‍‌‌​ ​‍​ ​‍​ ‌ ​ ​​‌‍‌‍‌‍‌‌‌‍‌‍‌‍‌​‌‍​‌​ ‌‍‌‍‌​​ ‍​‌‍​‌‌‍‌‍​‍‌‌​ ​‍​ ​‍​‍‌‌​ ‌‌‌​‌​​‍ ‍‌‍​ ‌‍ ‌‍ ‍‌ ‌​‌‍‌‌‌‍ ‍‌ ‌​​‍‌‌​ ‌‌‌​​‍‌‌ ‌‍‍ ‌‍‌‌‌ ‍‌​‍‌‌​ ​ ‌​‌​​‍‌‌​ ​ ‌​‌​​‍‌‌​ ​‍​ ​‍​ ‌ ‌‍‌‍​ ‌‍‌‍​‍​ ‍‌​ ‌ ​ ​‍‌‍‌​​ ‍‌‌‍‌‍​ ​‌​ ​​​‍‌‌​ ​‍​ ​‍​‍‌‌​ ‌‌‌​‌​​‍ ‍‌ ‌​‌‍‍‌‌ ‌​‌‍ ​‌‍‌‌​‍‌‍‌ ​​‌‍‌‌‌ ​‍‌ ​ ‌ ​​‌‍‌‌‌‍​ ‌ ‌​‌‍‍‌‌ ‌‍‌‍‌‌​ ‌‌ ​​‌ ‌‌‌‍​‍‌‍ ​‌‍‍‌‌ ​ ‌‍‍​‌‍‌‌‌‍‌​​‍​‍‌ ‌
Reuniones, bodas, celebraciones y cenas privadas. Sea cual sea la
ocasión, nos ocupamos de todo.​​​​‌ ‍ ​‍​‍‌‍ ‌ ​‍‌‍‍‌‌‍‌ ‌‍‍‌‌‍ ‍​‍​‍​ ‍‍​‍​‍‌ ​ ‌‍​‌‌‍ ‍‌‍‍‌‌ ‌​‌ ‍‌​‍ ‍‌‍‍‌‌‍ ​‍​‍​‍ ​​‍​‍‌‍‍​‌ ​‍‌‍‌‌‌‍‌‍​‍​‍​ ‍‍​‍​‍‌‍‍​‌ ‌​‌ ‌​‌ ​​‌ ​ ​ ‍‍​‍ ​‍ ‌‍ ​​‍ ‌‌‍​‌‌‍ ‍‌‍‌​​‍ ‌‌ ​‍​‍ ‌‌‍‍​‌‍ ‌ ‌​‌‍‌‌‌‍ ​‌ ​ ​‍ ‌‌ ​ ‌ ‌​‌ ‌‌‌‍‌​‌‍‍‌‌‍ ​‍ ‍‌ ‌‍‌‍‌‌‌ ​‍‌‍​ ‌‍‌‌‌‍ ​​‍ ‍‌‍​‌‌ ​​‌ ​​​‍ ‌‍‍‌‌‍ ‍‌ ‌​‌‍‌‌‌‍ ‍‌ ‌​​‍ ‌‍‌‌‌‍‌​‌‍‍‌‌ ‌​​‍ ‌‍ ‌‌‍ ‌‍‌​‌‍‌‌​ ‌‌ ​​‌ ​‍‌‍‌‌‌ ​ ‌‍‌‌‌‍ ‍‌ ‌​‌‍​‌‌ ‌​‌‍‍‌‌‍ ‌‍ ‍​ ‍ ‌‍‍‌‌‍‌​​ ‌​ ​​‌‍​‍​ ‌ ‌‍‌​​ ​‌‌‍​‌‌‍​‍​ ‌‍​‍ ‌​ ‌ ​ ​‍​ ‍‌​ ​‍​‍ ‌​ ‌​‌‍‌‍‌‍​ ​ ‌​​‍ ‌‌‍​‌‌‍‌​‌‍​‍‌‍​ ​‍ ‌‌‍​‍​ ​​‌‍‌​​ ‌ ‌‍‌‍​ ​‌​ ‌​​ ​ ​ ‍​​ ‌‌​ ​‍‌‍‌‌​ ‍ ‌ ‌​‌ ‍‌‌ ​​‌‍‌‌​ ‌‌‍‍​‌‍ ‌ ‌​‌‍‌‌‌‍ ​‌‌​ ‌‍‍‌‌ ‌​‌‍‌‌‌​‍​‌‍ ‌‍ ‌‌‍‌‌‌‌​​‌‍​‌‌‍‌ ‌‍‌‌​ ‍ ‌ ​​‌‍​‌‌ ‌​‌‍‍​​ ‌‌ ​​‌‍​‌‌‍‌ ‌‍‌‌‌​​‍‌ ‌‌‌‍‍‌‌‍ ​‌‍‌​‌‍‌‌‌ ​‍​‍‌‌​ ‌‌‌​​‍‌‌ ‌‍‍ ‌‍‌‌‌ ‍‌​‍‌‌​ ​ ‌​‌​​‍‌‌​ ​ ‌​‌​​‍‌‌​ ​‍​ ​‍​ ‌ ​ ​​‌‍‌‍‌‍‌‌‌‍‌‍‌‍‌​‌‍​‌​ ‌‍‌‍‌​​ ‍​‌‍​‌‌‍‌‍​‍‌‌​ ​‍​ ​‍​‍‌‌​ ‌‌‌​‌​​‍ ‍‌‍​ ‌‍ ‌‍ ‍‌ ‌​‌‍‌‌‌‍ ‍‌ ‌​​‍‌‌​ ‌‌‌​​‍‌‌ ‌‍‍ ‌‍‌‌‌ ‍‌​‍‌‌​ ​ ‌​‌​​‍‌‌​ ​ ‌​‌​​‍‌‌​ ​‍​ ​‍​ ‌ ‌‍‌‍​ ‌‍‌‍​‍​ ‍‌​ ‌ ​ ​‍‌‍‌​​ ‍‌‌‍‌‍​ ​‌​ ​​​‍‌‌​ ​‍​ ​‍​‍‌‌​ ‌‌‌​‌​​‍ ‍‌‍‌‌‌ ‍​‌‍​ ‌‍‌‌‌ ​‍‌ ​​‌ ‌​​ ‌‍​‍‌‍​‌‌ ​ ‌‍‌‌‌‌‌‌‌ ​‍‌‍ ​​ ‌‌‍‍​‌ ‌​‌ ‌​‌ ​​‌ ​ ​‍‌‌​ ​ ‌​​‌​‍‌‌​ ​‍‌​‌‍​‍‌‌​ ​‍‌​‌‍‌‍ ​​‍ ‌‌‍​‌‌‍ ‍‌‍‌​​‍ ‌‌ ​‍​‍ ‌‌‍‍​‌‍ ‌ ‌​‌‍‌‌‌‍ ​‌ ​ ​‍ ‌‌ ​ ‌ ‌​‌ ‌‌‌‍‌​‌‍‍‌‌‍ ​‍ ‍‌ ‌‍‌‍‌‌‌ ​‍‌‍​ ‌‍‌‌‌‍ ​​‍ ‍‌‍​‌‌ ​​‌ ​​​‍‌‍‌‍‍‌‌‍‌​​ ‌​ ​​‌‍​‍​ ‌ ‌‍‌​​ ​‌‌‍​‌‌‍​‍​ ‌‍​‍ ‌​ ‌ ​ ​‍​ ‍‌​ ​‍​‍ ‌​ ‌​‌‍‌‍‌‍​ ​ ‌​​‍ ‌‌‍​‌‌‍‌​‌‍​‍‌‍​ ​‍ ‌‌‍​‍​ ​​‌‍‌​​ ‌ ‌‍‌‍​ ​‌​ ‌​​ ​ ​ ‍​​ ‌‌​ ​‍‌‍‌‌​‍‌‍‌ ‌​‌ ‍‌‌ ​​‌‍‌‌​ ‌‌‍‍​‌‍ ‌ ‌​‌‍‌‌‌‍ ​‌‌​ ‌‍‍‌‌ ‌​‌‍‌‌‌​‍​‌‍ ‌‍ ‌‌‍‌‌‌‌​​‌‍​‌‌‍‌ ‌‍‌‌​‍‌‍‌ ​​‌‍​‌‌ ‌​‌‍‍​​ ‌‌ ​​‌‍​‌‌‍‌ ‌‍‌‌‌​​‍‌ ‌‌‌‍‍‌‌‍ ​‌‍‌​‌‍‌‌‌ ​‍​‍‌‌​ ‌‌‌​​‍‌‌ ‌‍‍ ‌‍‌‌‌ ‍‌​‍‌‌​ ​ ‌​‌​​‍‌‌​ ​ ‌​‌​​‍‌‌​ ​‍​ ​‍​ ‌ ​ ​​‌‍‌‍‌‍‌‌‌‍‌‍‌‍‌​‌‍​‌​ ‌‍‌‍‌​​ ‍​‌‍​‌‌‍‌‍​‍‌‌​ ​‍​ ​‍​‍‌‌​ ‌‌‌​‌​​‍ ‍‌‍​ ‌‍ ‌‍ ‍‌ ‌​‌‍‌‌‌‍ ‍‌ ‌​​‍‌‌​ ‌‌‌​​‍‌‌ ‌‍‍ ‌‍‌‌‌ ‍‌​‍‌‌​ ​ ‌​‌​​‍‌‌​ ​ ‌​‌​​‍‌‌​ ​‍​ ​‍​ ‌ ‌‍‌‍​ ‌‍‌‍​‍​ ‍‌​ ‌ ​ ​‍‌‍‌​​ ‍‌‌‍‌‍​ ​‌​ ​​​‍‌‌​ ​‍​ ​‍​‍‌‌​ ‌‌‌​‌​​‍ ‍‌‍‌‌‌ ‍​‌‍​ ‌‍‌‌‌ ​‍‌ ​​‌ ‌​​‍‌‍‌ ​​‌‍‌‌‌ ​‍‌ ​ ‌ ​​‌‍‌‌‌‍​ ‌ ‌​‌‍‍‌‌ ‌‍‌‍‌‌​ ‌‌ ​​‌ ‌‌‌‍​‍‌‍ ​‌‍‍‌‌ ​ ‌‍‍​‌‍‌‌‌‍‌​​‍​‍‌ ‌
Explorar​​​​‌ ‍ ​‍​‍‌‍ ‌ ​‍‌‍‍‌‌‍‌ ‌‍‍‌‌‍ ‍​‍​‍​ ‍‍​‍​‍‌ ​ ‌‍​‌‌‍ ‍‌‍‍‌‌ ‌​‌ ‍‌​‍ ‍‌‍‍‌‌‍ ​‍​‍​‍ ​​‍​‍‌‍‍​‌ ​‍‌‍‌‌‌‍‌‍​‍​‍​ ‍‍​‍​‍‌‍‍​‌ ‌​‌ ‌​‌ ​​‌ ​ ​ ‍‍​‍ ​‍ ‌‍ ​​‍ ‌‌‍​‌‌‍ ‍‌‍‌​​‍ ‌‌ ​‍​‍ ‌‌‍‍​‌‍ ‌ ‌​‌‍‌‌‌‍ ​‌ ​ ​‍ ‌‌ ​ ‌ ‌​‌ ‌‌‌‍‌​‌‍‍‌‌‍ ​‍ ‍‌ ‌‍‌‍‌‌‌ ​‍‌‍​ ‌‍‌‌‌‍ ​​‍ ‍‌‍​‌‌ ​​‌ ​​​‍ ‌‍‍‌‌‍ ‍‌ ‌​‌‍‌‌‌‍ ‍‌ ‌​​‍ ‌‍‌‌‌‍‌​‌‍‍‌‌ ‌​​‍ ‌‍ ‌‌‍ ‌‍‌​‌‍‌‌​ ‌‌ ​​‌ ​‍‌‍‌‌‌ ​ ‌‍‌‌‌‍ ‍‌ ‌​‌‍​‌‌ ‌​‌‍‍‌‌‍ ‌‍ ‍​ ‍ ‌‍‍‌‌‍‌​​ ‌​ ​​‌‍​‍​ ‌ ‌‍‌​​ ​‌‌‍​‌‌‍​‍​ ‌‍​‍ ‌​ ‌ ​ ​‍​ ‍‌​ ​‍​‍ ‌​ ‌​‌‍‌‍‌‍​ ​ ‌​​‍ ‌‌‍​‌‌‍‌​‌‍​‍‌‍​ ​‍ ‌‌‍​‍​ ​​‌‍‌​​ ‌ ‌‍‌‍​ ​‌​ ‌​​ ​ ​ ‍​​ ‌‌​ ​‍‌‍‌‌​ ‍ ‌ ‌​‌ ‍‌‌ ​​‌‍‌‌​ ‌‌‍‍​‌‍ ‌ ‌​‌‍‌‌‌‍ ​‌‌​ ‌‍‍‌‌ ‌​‌‍‌‌‌​‍​‌‍ ‌‍ ‌‌‍‌‌‌‌​​‌‍​‌‌‍‌ ‌‍‌‌​ ‍ ‌ ​​‌‍​‌‌ ‌​‌‍‍​​ ‌‌ ​​‌‍​‌‌‍‌ ‌‍‌‌‌​​‍‌ ‌‌‌‍‍‌‌‍ ​‌‍‌​‌‍‌‌‌ ​‍​‍‌‌​ ‌‌‌​​‍‌‌ ‌‍‍ ‌‍‌‌‌ ‍‌​‍‌‌​ ​ ‌​‌​​‍‌‌​ ​ ‌​‌​​‍‌‌​ ​‍​ ​‍​ ‌ ​ ​​‌‍‌‍‌‍‌‌‌‍‌‍‌‍‌​‌‍​‌​ ‌‍‌‍‌​​ ‍​‌‍​‌‌‍‌‍​‍‌‌​ ​‍​ ​‍​‍‌‌​ ‌‌‌​‌​​‍ ‍‌‍​ ‌‍ ‌‍ ‍‌ ‌​‌‍‌‌‌‍ ‍‌ ‌​​‍‌‌​ ‌‌‌​​‍‌‌ ‌‍‍ ‌‍‌‌‌ ‍‌​‍‌‌​ ​ ‌​‌​​‍‌‌​ ​ ‌​‌​​‍‌‌​ ​‍​ ​‍​ ‌ ‌‍‌‍​ ‌‍‌‍​‍​ ‍‌​ ‌ ​ ​‍‌‍‌​​ ‍‌‌‍‌‍​ ​‌​ ​​​‍‌‌​ ​‍​ ​‍​‍‌‌​ ‌‌‌​‌​​‍ ‍‌ ​​‌ ​‍‌‍‍‌‌‍ ‌‌‍​‌‌ ​‍‌ ‍‌‌​​ ‌ ‌​‌‍​‌​‍ ‍‌‍ ​‌‍​‌‌‍​‍‌‍‌‌‌‍ ​​ ‌‍​‍‌‍​‌‌ ​ ‌‍‌‌‌‌‌‌‌ ​‍‌‍ ​​ ‌‌‍‍​‌ ‌​‌ ‌​‌ ​​‌ ​ ​‍‌‌​ ​ ‌​​‌​‍‌‌​ ​‍‌​‌‍​‍‌‌​ ​‍‌​‌‍‌‍ ​​‍ ‌‌‍​‌‌‍ ‍‌‍‌​​‍ ‌‌ ​‍​‍ ‌‌‍‍​‌‍ ‌ ‌​‌‍‌‌‌‍ ​‌ ​ ​‍ ‌‌ ​ ‌ ‌​‌ ‌‌‌‍‌​‌‍‍‌‌‍ ​‍ ‍‌ ‌‍‌‍‌‌‌ ​‍‌‍​ ‌‍‌‌‌‍ ​​‍ ‍‌‍​‌‌ ​​‌ ​​​‍‌‍‌‍‍‌‌‍‌​​ ‌​ ​​‌‍​‍​ ‌ ‌‍‌​​ ​‌‌‍​‌‌‍​‍​ ‌‍​‍ ‌​ ‌ ​ ​‍​ ‍‌​ ​‍​‍ ‌​ ‌​‌‍‌‍‌‍​ ​ ‌​​‍ ‌‌‍​‌‌‍‌​‌‍​‍‌‍​ ​‍ ‌‌‍​‍​ ​​‌‍‌​​ ‌ ‌‍‌‍​ ​‌​ ‌​​ ​ ​ ‍​​ ‌‌​ ​‍‌‍‌‌​‍‌‍‌ ‌​‌ ‍‌‌ ​​‌‍‌‌​ ‌‌‍‍​‌‍ ‌ ‌​‌‍‌‌‌‍ ​‌‌​ ‌‍‍‌‌ ‌​‌‍‌‌‌​‍​‌‍ ‌‍ ‌‌‍‌‌‌‌​​‌‍​‌‌‍‌ ‌‍‌‌​‍‌‍‌ ​​‌‍​‌‌ ‌​‌‍‍​​ ‌‌ ​​‌‍​‌‌‍‌ ‌‍‌‌‌​​‍‌ ‌‌‌‍‍‌‌‍ ​‌‍‌​‌‍‌‌‌ ​‍​‍‌‌​ ‌‌‌​​‍‌‌ ‌‍‍ ‌‍‌‌‌ ‍‌​‍‌‌​ ​ ‌​‌​​‍‌‌​ ​ ‌​‌​​‍‌‌​ ​‍​ ​‍​ ‌ ​ ​​‌‍‌‍‌‍‌‌‌‍‌‍‌‍‌​‌‍​‌​ ‌‍‌‍‌​​ ‍​‌‍​‌‌‍‌‍​‍‌‌​ ​‍​ ​‍​‍‌‌​ ‌‌‌​‌​​‍ ‍‌‍​ ‌‍ ‌‍ ‍‌ ‌​‌‍‌‌‌‍ ‍‌ ‌​​‍‌‌​ ‌‌‌​​‍‌‌ ‌‍‍ ‌‍‌‌‌ ‍‌​‍‌‌​ ​ ‌​‌​​‍‌‌​ ​ ‌​‌​​‍‌‌​ ​‍​ ​‍​ ‌ ‌‍‌‍​ ‌‍‌‍​‍​ ‍‌​ ‌ ​ ​‍‌‍‌​​ ‍‌‌‍‌‍​ ​‌​ ​​​‍‌‌​ ​‍​ ​‍​‍‌‌​ ‌‌‌​‌​​‍ ‍‌ ​​‌ ​‍‌‍‍‌‌‍ ‌‌‍​‌‌ ​‍‌ ‍‌‌​​ ‌ ‌​‌‍​‌​‍ ‍‌‍ ​‌‍​‌‌‍​‍‌‍‌‌‌‍ ​​‍‌‍‌ ​​‌‍‌‌‌ ​‍‌ ​ ‌ ​​‌‍‌‌‌‍​ ‌ ‌​‌‍‍‌‌ ‌‍‌‍‌‌​ ‌‌ ​​‌ ‌‌‌‍​‍‌‍ ​‌‍‍‌‌ ​ ‌‍‍​‌‍‌‌‌‍‌​​‍​‍‌ ‌ preguntar​​​​‌ ‍ ​‍​‍‌‍ ‌ ​‍‌‍‍‌‌‍‌ ‌‍‍‌‌‍ ‍​‍​‍​ ‍‍​‍​‍‌ ​ ‌‍​‌‌‍ ‍‌‍‍‌‌ ‌​‌ ‍‌​‍ ‍‌‍‍‌‌‍ ​‍​‍​‍ ​​‍​‍‌‍‍​‌ ​‍‌‍‌‌‌‍‌‍​‍​‍​ ‍‍​‍​‍‌‍‍​‌ ‌​‌ ‌​‌ ​​‌ ​ ​ ‍‍​‍ ​‍ ‌‍ ​​‍ ‌‌‍​‌‌‍ ‍‌‍‌​​‍ ‌‌ ​‍​‍ ‌‌‍‍​‌‍ ‌ ‌​‌‍‌‌‌‍ ​‌ ​ ​‍ ‌‌ ​ ‌ ‌​‌ ‌‌‌‍‌​‌‍‍‌‌‍ ​‍ ‍‌ ‌‍‌‍‌‌‌ ​‍‌‍​ ‌‍‌‌‌‍ ​​‍ ‍‌‍​‌‌ ​​‌ ​​​‍ ‌‍‍‌‌‍ ‍‌ ‌​‌‍‌‌‌‍ ‍‌ ‌​​‍ ‌‍‌‌‌‍‌​‌‍‍‌‌ ‌​​‍ ‌‍ ‌‌‍ ‌‍‌​‌‍‌‌​ ‌‌ ​​‌ ​‍‌‍‌‌‌ ​ ‌‍‌‌‌‍ ‍‌ ‌​‌‍​‌‌ ‌​‌‍‍‌‌‍ ‌‍ ‍​ ‍ ‌‍‍‌‌‍‌​​ ‌​ ​​‌‍​‍​ ‌ ‌‍‌​​ ​‌‌‍​‌‌‍​‍​ ‌‍​‍ ‌​ ‌ ​ ​‍​ ‍‌​ ​‍​‍ ‌​ ‌​‌‍‌‍‌‍​ ​ ‌​​‍ ‌‌‍​‌‌‍‌​‌‍​‍‌‍​ ​‍ ‌‌‍​‍​ ​​‌‍‌​​ ‌ ‌‍‌‍​ ​‌​ ‌​​ ​ ​ ‍​​ ‌‌​ ​‍‌‍‌‌​ ‍ ‌ ‌​‌ ‍‌‌ ​​‌‍‌‌​ ‌‌‍‍​‌‍ ‌ ‌​‌‍‌‌‌‍ ​‌‌​ ‌‍‍‌‌ ‌​‌‍‌‌‌​‍​‌‍ ‌‍ ‌‌‍‌‌‌‌​​‌‍​‌‌‍‌ ‌‍‌‌​ ‍ ‌ ​​‌‍​‌‌ ‌​‌‍‍​​ ‌‌ ​​‌‍​‌‌‍‌ ‌‍‌‌‌​​‍‌ ‌‌‌‍‍‌‌‍ ​‌‍‌​‌‍‌‌‌ ​‍​‍‌‌​ ‌‌‌​​‍‌‌ ‌‍‍ ‌‍‌‌‌ ‍‌​‍‌‌​ ​ ‌​‌​​‍‌‌​ ​ ‌​‌​​‍‌‌​ ​‍​ ​‍​ ‌ ​ ​​‌‍‌‍‌‍‌‌‌‍‌‍‌‍‌​‌‍​‌​ ‌‍‌‍‌​​ ‍​‌‍​‌‌‍‌‍​‍‌‌​ ​‍​ ​‍​‍‌‌​ ‌‌‌​‌​​‍ ‍‌‍​ ‌‍ ‌‍ ‍‌ ‌​‌‍‌‌‌‍ ‍‌ ‌​​‍‌‌​ ‌‌‌​​‍‌‌ ‌‍‍ ‌‍‌‌‌ ‍‌​‍‌‌​ ​ ‌​‌​​‍‌‌​ ​ ‌​‌​​‍‌‌​ ​‍​ ​‍​ ‌ ‌‍‌‍​ ‌‍‌‍​‍​ ‍‌​ ‌ ​ ​‍‌‍‌​​ ‍‌‌‍‌‍​ ​‌​ ​​​‍‌‌​ ​‍​ ​‍​‍‌‌​ ‌‌‌​‌​​‍ ‍‌ ​ ‌‍‌‌‌‍​ ‌‍ ‌‍ ‍‌‍‌​‌‍​‌‌ ​‍‌ ‍‌‌​​ ‌ ‌​‌‍​‌​‍ ‍‌‍ ​‌‍​‌‌‍​‍‌‍‌‌‌‍ ​​ ‌‍​‍‌‍​‌‌ ​ ‌‍‌‌‌‌‌‌‌ ​‍‌‍ ​​ ‌‌‍‍​‌ ‌​‌ ‌​‌ ​​‌ ​ ​‍‌‌​ ​ ‌​​‌​‍‌‌​ ​‍‌​‌‍​‍‌‌​ ​‍‌​‌‍‌‍ ​​‍ ‌‌‍​‌‌‍ ‍‌‍‌​​‍ ‌‌ ​‍​‍ ‌‌‍‍​‌‍ ‌ ‌​‌‍‌‌‌‍ ​‌ ​ ​‍ ‌‌ ​ ‌ ‌​‌ ‌‌‌‍‌​‌‍‍‌‌‍ ​‍ ‍‌ ‌‍‌‍‌‌‌ ​‍‌‍​ ‌‍‌‌‌‍ ​​‍ ‍‌‍​‌‌ ​​‌ ​​​‍‌‍‌‍‍‌‌‍‌​​ ‌​ ​​‌‍​‍​ ‌ ‌‍‌​​ ​‌‌‍​‌‌‍​‍​ ‌‍​‍ ‌​ ‌ ​ ​‍​ ‍‌​ ​‍​‍ ‌​ ‌​‌‍‌‍‌‍​ ​ ‌​​‍ ‌‌‍​‌‌‍‌​‌‍​‍‌‍​ ​‍ ‌‌‍​‍​ ​​‌‍‌​​ ‌ ‌‍‌‍​ ​‌​ ‌​​ ​ ​ ‍​​ ‌‌​ ​‍‌‍‌‌​‍‌‍‌ ‌​‌ ‍‌‌ ​​‌‍‌‌​ ‌‌‍‍​‌‍ ‌ ‌​‌‍‌‌‌‍ ​‌‌​ ‌‍‍‌‌ ‌​‌‍‌‌‌​‍​‌‍ ‌‍ ‌‌‍‌‌‌‌​​‌‍​‌‌‍‌ ‌‍‌‌​‍‌‍‌ ​​‌‍​‌‌ ‌​‌‍‍​​ ‌‌ ​​‌‍​‌‌‍‌ ‌‍‌‌‌​​‍‌ ‌‌‌‍‍‌‌‍ ​‌‍‌​‌‍‌‌‌ ​‍​‍‌‌​ ‌‌‌​​‍‌‌ ‌‍‍ ‌‍‌‌‌ ‍‌​‍‌‌​ ​ ‌​‌​​‍‌‌​ ​ ‌​‌​​‍‌‌​ ​‍​ ​‍​ ‌ ​ ​​‌‍‌‍‌‍‌‌‌‍‌‍‌‍‌​‌‍​‌​ ‌‍‌‍‌​​ ‍​‌‍​‌‌‍‌‍​‍‌‌​ ​‍​ ​‍​‍‌‌​ ‌‌‌​‌​​‍ ‍‌‍​ ‌‍ ‌‍ ‍‌ ‌​‌‍‌‌‌‍ ‍‌ ‌​​‍‌‌​ ‌‌‌​​‍‌‌ ‌‍‍ ‌‍‌‌‌ ‍‌​‍‌‌​ ​ ‌​‌​​‍‌‌​ ​ ‌​‌​​‍‌‌​ ​‍​ ​‍​ ‌ ‌‍‌‍​ ‌‍‌‍​‍​ ‍‌​ ‌ ​ ​‍‌‍‌​​ ‍‌‌‍‌‍​ ​‌​ ​​​‍‌‌​ ​‍​ ​‍​‍‌‌​ ‌‌‌​‌​​‍ ‍‌ ​ ‌‍‌‌‌‍​ ‌‍ ‌‍ ‍‌‍‌​‌‍​‌‌ ​‍‌ ‍‌‌​​ ‌ ‌​‌‍​‌​‍ ‍‌‍ ​‌‍​‌‌‍​‍‌‍‌‌‌‍ ​​‍‌‍‌ ​​‌‍‌‌‌ ​‍‌ ​ ‌ ​​‌‍‌‌‌‍​ ‌ ‌​‌‍‍‌‌ ‌‍‌‍‌‌​ ‌‌ ​​‌ ‌‌‌‍​‍‌‍ ​‌‍‍‌‌ ​ ‌‍‍​‌‍‌‌‌‍‌​​‍​‍‌ ‌